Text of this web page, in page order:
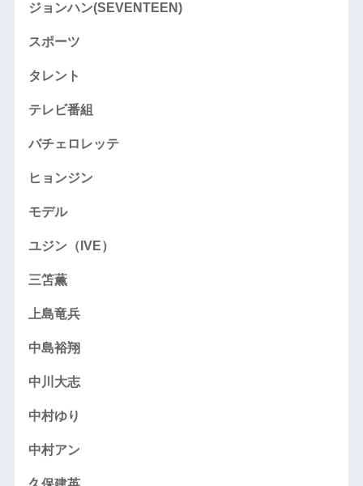
ジョンハン(SEVENTEEN)
スポーツ
タレント
テレビ番組
バチェロレッテ
ヒョンジン
モデル
ユジン（IVE）
三笘薫
上島竜兵
中島裕翔
中川大志
中村ゆり
中村アン